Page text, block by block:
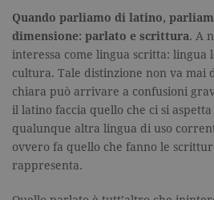
Quando parliamo di latino,
dimensione: parlato e scrittura. A
interessa come lingua scritta: lingua
cultura. Tale distinzione non va mai
chiara può arrivare a confusioni
il latino faccia quello che ci si aspetta
qualunque altra lingua di uso
ovvero fa quello che fanno le
rappresenta.